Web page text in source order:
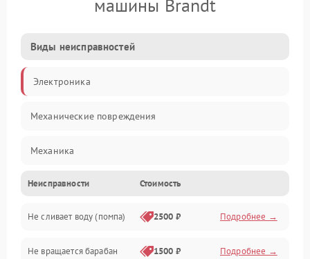
машины Brandt
Виды неисправностей
Электроника
Механические повреждения
Механика
Электропитание
Водоснабжение
Слив
Неисправности Стоимость
Не сливает воду (помпа) 2500 ₽ Подробнее →
Не вращается барабан 1500 ₽ Подробнее →